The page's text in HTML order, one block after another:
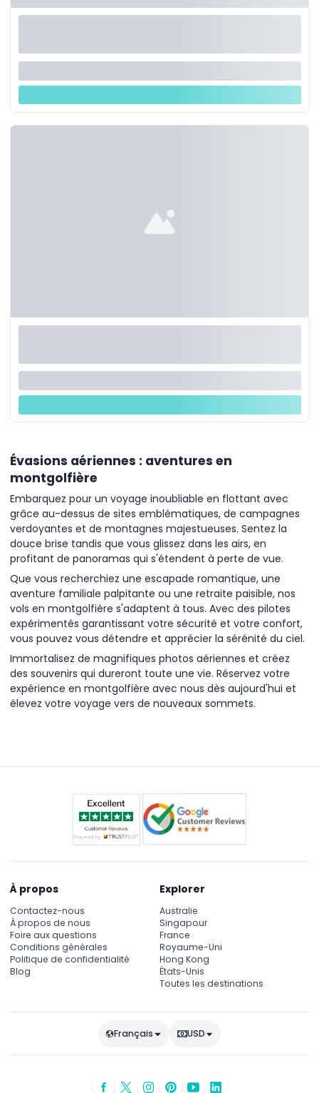
Évasions aériennes : aventures en
montgolfière
Embarquez pour un voyage inoubliable en flottant avec
grâce au-dessus de sites emblématiques, de campagnes
verdoyantes et de montagnes majestueuses. Sentez la
douce brise tandis que vous glissez dans les airs, en
profitant de panoramas qui s'étendent à perte de vue.
Que vous recherchiez une escapade romantique, une
aventure familiale palpitante ou une retraite paisible, nos
vols en montgolfière s'adaptent à tous. Avec des pilotes
expérimentés garantissant votre sécurité et votre confort,
vous pouvez vous détendre et apprécier la sérénité du ciel.
Immortalisez de magnifiques photos aériennes et créez
des souvenirs qui dureront toute une vie. Réservez votre
expérience en montgolfière avec nous dès aujourd'hui et
élevez votre voyage vers de nouveaux sommets.
À propos
Contactez-nous
À propos de nous
Foire aux questions
Conditions générales
Politique de confidentialité
Blog
Explorer
Australie
Singapour
France
Royaume-Uni
Hong Kong
États-Unis
Toutes les destinations
Français USD